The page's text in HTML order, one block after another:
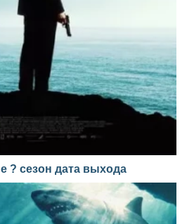
? сезон дата выхода